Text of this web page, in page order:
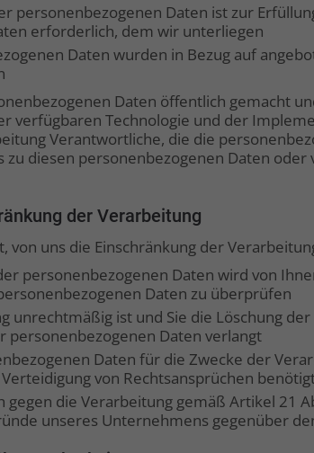
personenbezogenen Daten ist zur
erforderlich, dem wir unterliegen
Daten wurden in Bezug auf
Daten öffentlich gemacht
verfügbaren Technologie und der
Verantwortliche, die die
zu diesen personenbezogenen Daten
der Verarbeitung
von uns die Einschränkung der
personenbezogenen Daten wird von
Daten zu überprüfen
unrechtmäßig ist und Sie die Löschung
personenbezogenen Daten verlangt
Daten für die Zwecke der
von Rechtsansprüchen
gegen die Verarbeitung gemäß Artikel 21
unseres Unternehmens gegenüber